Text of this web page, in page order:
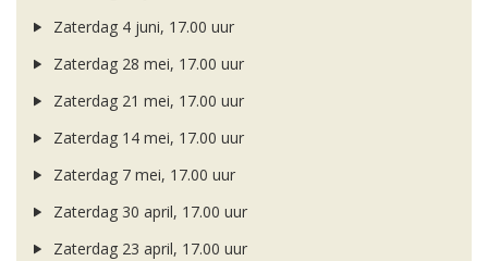
Zaterdag 4 juni, 17.00 uur
Zaterdag 28 mei, 17.00 uur
Zaterdag 21 mei, 17.00 uur
Zaterdag 14 mei, 17.00 uur
Zaterdag 7 mei, 17.00 uur
Zaterdag 30 april, 17.00 uur
Zaterdag 23 april, 17.00 uur